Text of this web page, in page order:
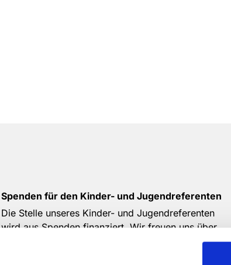
Spenden für den Kinder- und Jugendreferenten
Die Stelle unseres Kinder- und Jugendreferenten
wird aus Spenden finanziert. Wir freuen uns über
die tolle Arbeit, die durch eure Spenden möglich ist.